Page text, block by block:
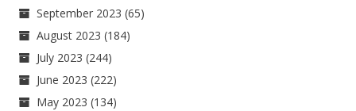
September 2023 (65)
August 2023 (184)
July 2023 (244)
June 2023 (222)
May 2023 (134)